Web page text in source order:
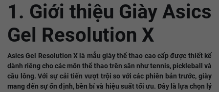
1. Giới thiệu Giày Asics
Gel Resolution X
Asics Gel Resolution X là mẫu giày thể thao cao cấp được thiết kế
dành riêng cho các môn thể thao trên sân như tennis, pickleball và
cầu lông. Với sự cải tiến vượt trội so với các phiên bản trước, giày
mang đến sự ổn định, bền bỉ và hiệu suất tối ưu. Đây là lựa chọn lý